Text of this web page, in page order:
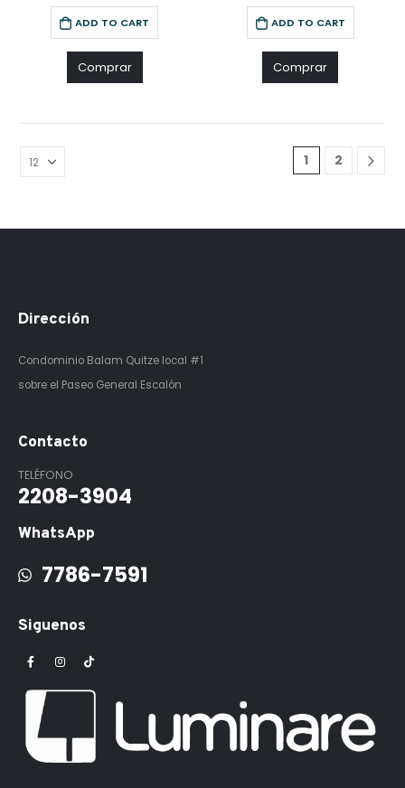
ADD TO CART
Comprar
ADD TO CART
Comprar
1 2
Dirección
Condominio Balam Quitze local #1
sobre el Paseo General Escalón
Contacto
TELÉFONO
2208-3904
WhatsApp
7786-7591
Siguenos